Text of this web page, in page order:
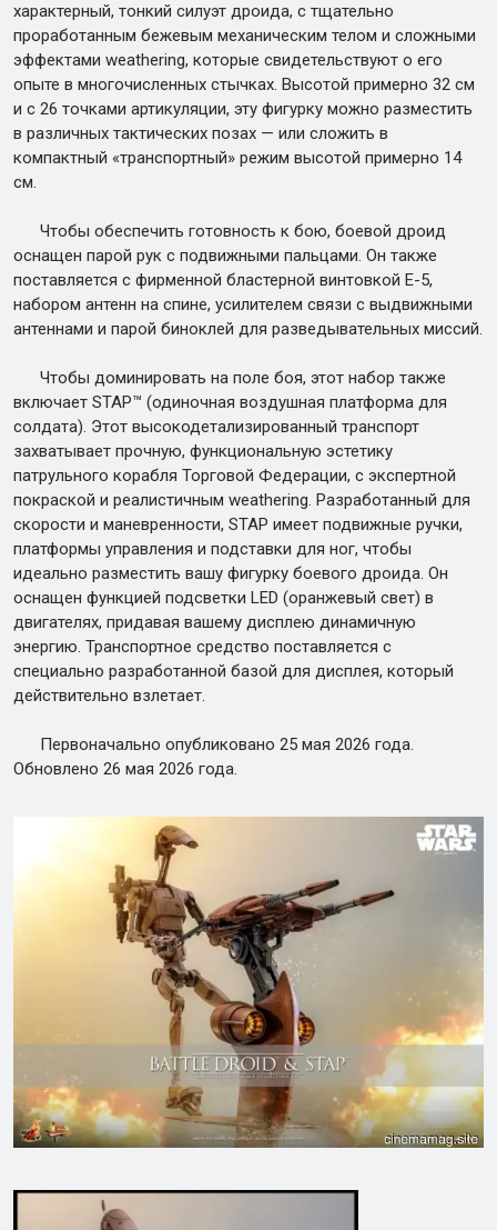
характерный, тонкий силуэт дроида, с тщательно
проработанным бежевым механическим телом и сложными
эффектами weathering, которые свидетельствуют о его
опыте в многочисленных стычках. Высотой примерно 32 см
и с 26 точками артикуляции, эту фигурку можно разместить
в различных тактических позах — или сложить в
компактный «транспортный» режим высотой примерно 14
см.
Чтобы обеспечить готовность к бою, боевой дроид
оснащен парой рук с подвижными пальцами. Он также
поставляется с фирменной бластерной винтовкой E-5,
набором антенн на спине, усилителем связи с выдвижными
антеннами и парой биноклей для разведывательных миссий.
Чтобы доминировать на поле боя, этот набор также
включает STAP™ (одиночная воздушная платформа для
солдата). Этот высокодетализированный транспорт
захватывает прочную, функциональную эстетику
патрульного корабля Торговой Федерации, с экспертной
покраской и реалистичным weathering. Разработанный для
скорости и маневренности, STAP имеет подвижные ручки,
платформы управления и подставки для ног, чтобы
идеально разместить вашу фигурку боевого дроида. Он
оснащен функцией подсветки LED (оранжевый свет) в
двигателях, придавая вашему дисплею динамичную
энергию. Транспортное средство поставляется с
специально разработанной базой для дисплея, который
действительно взлетает.
Первоначально опубликовано 25 мая 2026 года.
Обновлено 26 мая 2026 года.